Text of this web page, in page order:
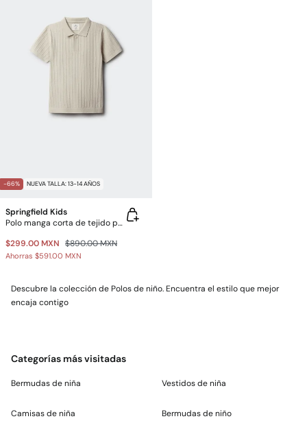
-66% NUEVA TALLA: 13-14 AÑOS
Springfield Kids
Polo manga corta de tejido para niño
$299.00 MXN $890.00 MXN
Ahorras $591.00 MXN
Descubre la colección de Polos de niño. Encuentra el estilo que mejor
encaja contigo
Categorías más visitadas
Bermudas de niña
Camisas de niña
Vestidos de niña
Bermudas de niño